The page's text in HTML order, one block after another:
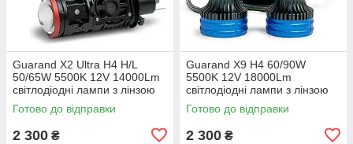
Guarand X2 Ultra H4 H/L
50/65W 5500K 12V 14000Lm
світлодіодні лампи з лінзою
Готово до відправки
2 300 ₴
Guarand X9 H4 60/90W
5500K 12V 18000Lm
світлодіодні лампи з лінзою
Готово до відправки
2 300 ₴